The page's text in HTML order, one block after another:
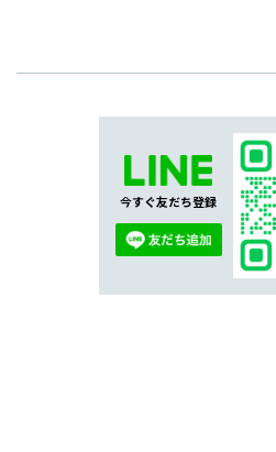
今すぐ友だち登録